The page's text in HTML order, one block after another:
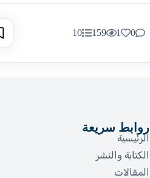
0
1
159
10
روابط سريعة
الرئيسية
الكتابة والنشر
المقالات